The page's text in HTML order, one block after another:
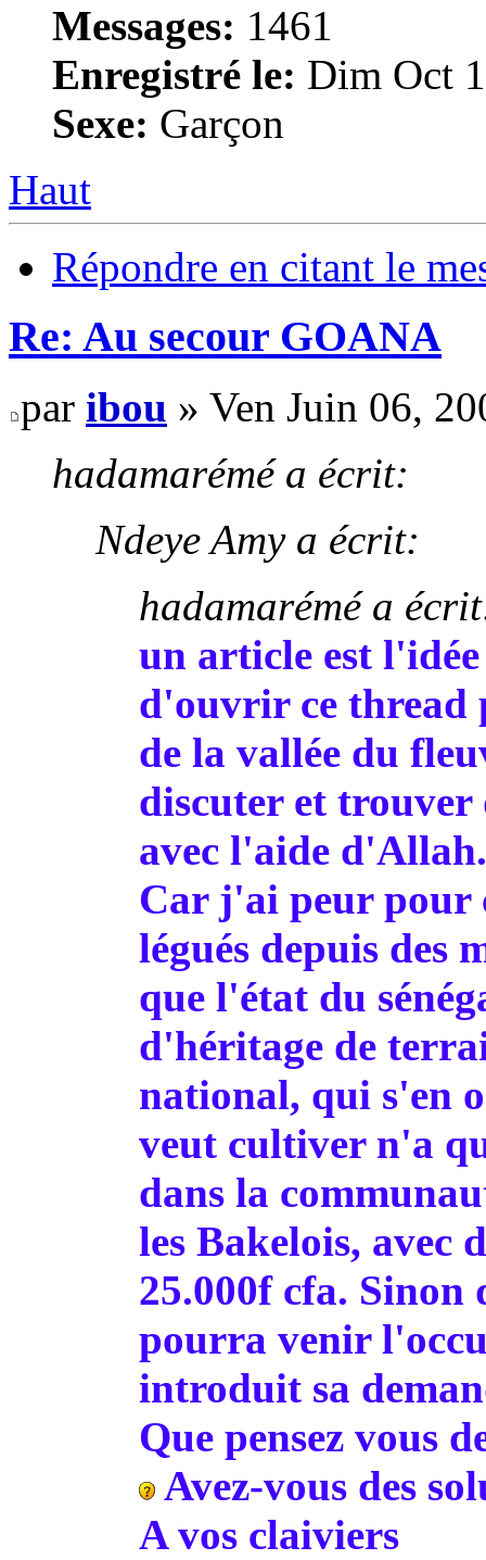
Messages: 1461
Enregistré le: Dim Oct
Sexe: Garçon
Haut
Répondre en citant le
Re: Au secour GOANA
par ibou » Ven Juin 06,
hadamarémé a écrit:
Ndeye Amy a écrit:
hadamarémé a
un article est
d'ouvrir ce thread
de la vallée du
discuter et trouver
avec l'aide d'Allah.
Car j'ai peur pour
légués depuis des
que l'état du
d'héritage de
national, qui s'en
veut cultiver n'a
dans la
les Bakelois, avec
25.000f cfa.
pourra venir
introduit sa
Que pensez vous
Avez-vous des
A vos claiviers